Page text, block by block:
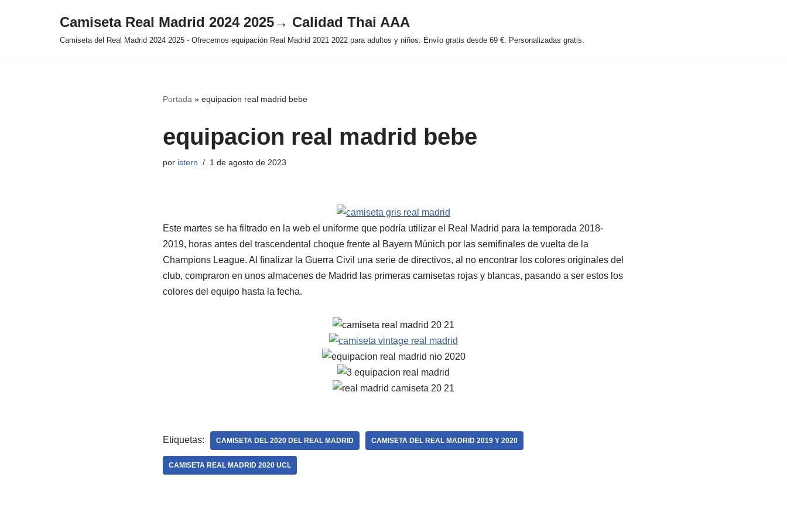
Camiseta Real Madrid 2024 2025→ Calidad Thai AAA
Camiseta del Real Madrid 2024 2025 - Ofrecemos equipación Real Madrid 2021 2022 para adultos y niños. Envío gratis desde 69 €. Personalizadas gratis.
Portada » equipacion real madrid bebe
equipacion real madrid bebe
por istern 1 de agosto de 2023
Este martes se ha filtrado en la web el uniforme que podría utilizar el Real Madrid para la temporada 2018-
2019, horas antes del trascendental choque frente al Bayern Múnich por las semifinales de vuelta de la
Champions League. Al finalizar la Guerra Civil una serie de directivos, al no encontrar los colores originales del
club, compraron en unos almacenes de Madrid las primeras camisetas rojas y blancas, pasando a ser estos los
colores del equipo hasta la fecha.
Etiquetas: CAMISETA DEL 2020 DEL REAL MADRID CAMISETA DEL REAL MADRID 2019 Y 2020
CAMISETA REAL MADRID 2020 UCL